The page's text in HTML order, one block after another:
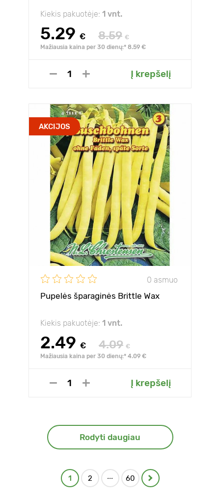
Kiekis pakuotėje: 1 vnt.
5.29 € 8.59 €
Mažiausia kaina per 30 dienų:* 8.59 €
Į krepšelį
AKCIJOS
0 asmuo
Pupelės šparaginės Brittle Wax
Kiekis pakuotėje: 1 vnt.
2.49 € 4.09 €
Mažiausia kaina per 30 dienų:* 4.09 €
Į krepšelį
Rodyti daugiau
1 2 ... 60